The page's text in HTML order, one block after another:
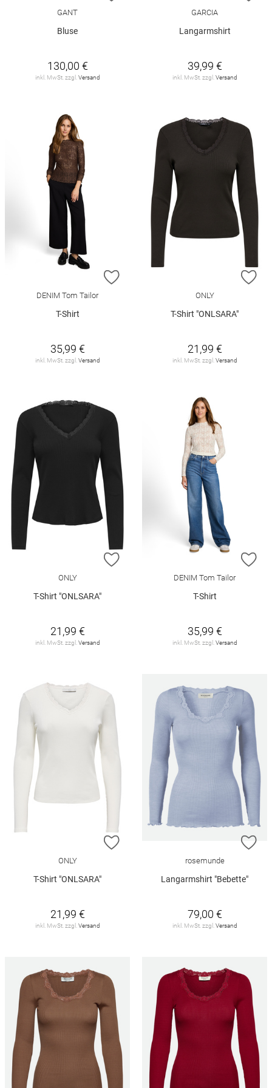
GANT
Bluse
130,00 €
inkl. MwSt. zzgl.Versand
GARCIA
Langarmshirt
39,99 €
inkl. MwSt. zzgl.Versand
ZUR WUNSCHLISTE HINZUFÜGEN
DENIM Tom Tailor
T-Shirt
35,99 €
inkl. MwSt. zzgl. Versand
ONLY
T-Shirt "ONLSARA"
21,99 €
inkl. MwSt. zzgl. Versand
ZUR WUNSCHLISTE HINZUFÜGEN
ONLY
T-Shirt "ONLSARA"
21,99 €
inkl. MwSt. zzgl.Versand
DENIM Tom Tailor
T-Shirt
35,99 €
inkl. MwSt. zzgl.Versand
ZUR WUNSCHLISTE HINZUFÜGEN
ONLY
T-Shirt "ONLSARA"
21,99 €
inkl. MwSt. zzgl. Versand
rosemunde
Langarmshirt "Bebette"
79,00 €
inkl. MwSt. zzgl. Versand